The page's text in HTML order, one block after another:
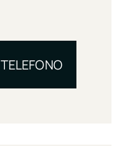
TELEFONO